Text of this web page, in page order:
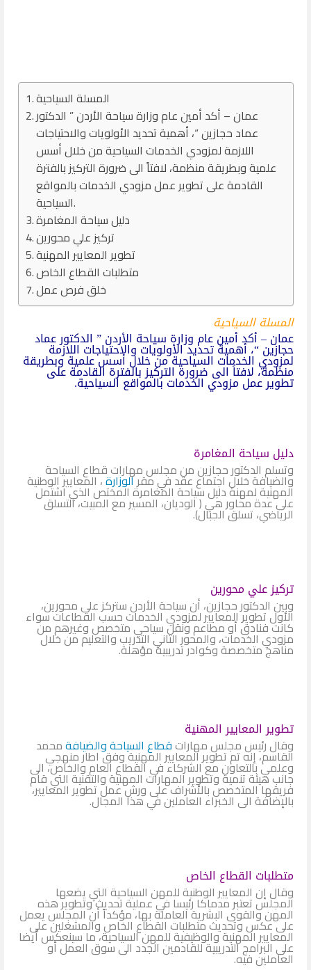
المسلة السياحية
عمان – أكد أمين عام وزارة سياحة الأردن ” الدكتور
عماد حجازين “، أهمية تحديد الأولويات والاحتياجات
اللازمة لمزودي الخدمات السياحية من خلال أسس
علمية وبطريقة منظمة، لافتاً الى ضرورة التركيز بالفترة
القادمة على تطوير عمل مزودي الخدمات بالمواقع
السياحية.
دليل سياحة المغامرة
تركيز علي محورين
تطوير المعايير المهنية
متطلبات القطاع الخاص
خلق فرص عمل
المسلة السياحية
عمان – أكد أمين عام وزارة سياحة الأردن ” الدكتور عماد
حجازين “، أهمية تحديد الأولويات والاحتياجات اللازمة
لمزودي الخدمات السياحية من خلال أسس علمية وبطريقة
منظمة، لافتاً الى ضرورة التركيز بالفترة القادمة على
تطوير عمل مزودي الخدمات بالمواقع السياحية.
دليل سياحة المغامرة
وتسلم الدكتور حجازين من مجلس مهارات قطاع السياحة
والضيافة خلال اجتماع عقد في مقرالوزارة، المعايير الوطنية
المهنية لمهنة دليل سياحة المغامرة المختص الذي اشتمل
على عدة محاور هي ( الوديان، المسير مع المبيت، التسلق
الرياضي، تسلق الجبال).
تركيز علي محورين
وبين الدكتور حجازين، أن سياحة الأردن ستركز على محورين،
الأول تطوير المعايير لمزودي الخدمات حسب القطاعات سواء
كانت فنادق أو مطاعم ونقل سياحي متخصص وغيرهم من
مزودي الخدمات، والمحور الثاني التدريب والتعليم من خلال
مناهج متخصصة وكوادر تدريبية مؤهلة.
تطوير المعايير المهنية
وقال رئيس مجلس مهاراتقطاع السياحة والضيافةمحمد
القاسم، إنه تم تطوير المعايير المهنية وفق اطار منهجي
وعلمي بالتعاون مع الشركاء في القطاع العام والخاص، الى
جانب هيئة تنمية وتطوير المهارات المهنية والتقنية التي قام
فريقها المتخصص بالأشراف على ورش عمل تطوير المعايير،
بالإضافة الى الخبراء العاملين في هذا المجال.
متطلبات القطاع الخاص
وقال إن المعايير الوطنية للمهن السياحية التي يضعها
المجلس تعتبر مدماكا رئيسا في عملية تحديث وتطوير هذه
المهن والقوى البشرية العاملة بها، مؤكداً أن المجلس يعمل
على عكس وتحديث متطلبات القطاع الخاص والمشغلين على
المعايير المهنية والوظيفية للمهن السياحية، ما سينعكس أيضا
على البرامج التدريبية للقادمين الجدد الى سوق العمل أو
العاملين فيه.